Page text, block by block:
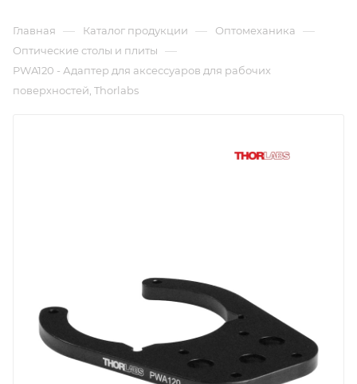
Главная — Каталог продукции — Оптомеханика —
Оптические столы и плиты —
PWA120 - Адаптер для аксессуаров для рабочих
поверхностей, Thorlabs